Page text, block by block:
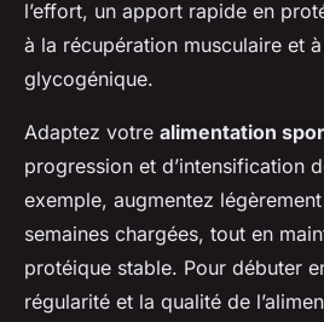
l’effort, un apport rapide en
à la récupération musculaire et
glycogénique.
Adaptez votre alimentation
progression et d’intensification
exemple, augmentez
semaines chargées, tout en
protéique stable. Pour débuter
régularité et la qualité de